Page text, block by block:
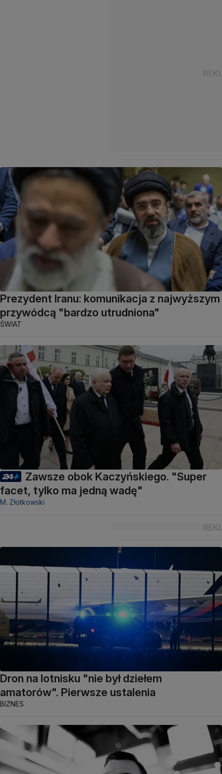
Prezydent Iranu: komunikacja z najwyższym
przywódcą "bardzo utrudniona"
ŚWIAT
Zawsze obok Kaczyńskiego. "Super
facet, tylko ma jedną wadę"
M. Złotkowski
Dron na lotnisku "nie był dziełem
amatorów". Pierwsze ustalenia
BIZNES